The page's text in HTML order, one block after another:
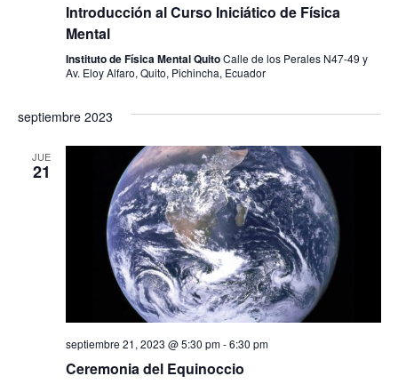
Introducción al Curso Iniciático de Física
Mental
Instituto de Física Mental QuitoCalle de los Perales N47-49 y
Av. Eloy Alfaro, Quito, Pichincha, Ecuador
septiembre 2023
JUE
21
septiembre 21, 2023 @ 5:30 pm-6:30 pm
Ceremonia del Equinoccio